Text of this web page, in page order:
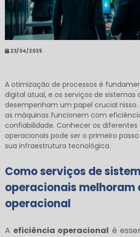
23/04/2025
A otimização de processos é
digital atual, e os serviços de sistemas
desempenham um papel crucial nisso.
as máquinas funcionem com
confiabilidade. Conhecer os diferentes
operacionais pode ser o primeiro
sua infraestrutura tecnológica.
Como serviços de
operacionais melhoram
operacional
A eficiência operacional é